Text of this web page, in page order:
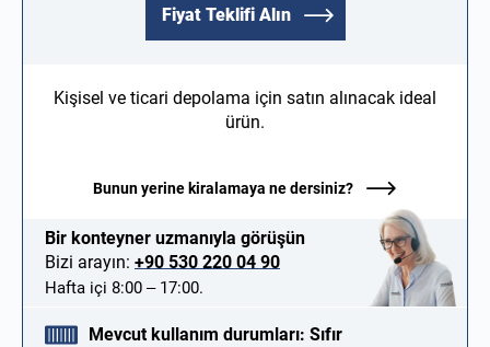
Fiyat Teklifi Alın
Kişisel ve ticari depolama için satın alınacak ideal
ürün.
Bunun yerine kiralamaya ne dersiniz?
Bir konteyner uzmanıyla görüşün
Bizi arayın: +90 530 220 04 90
Hafta içi 8:00 – 17:00.
Mevcut kullanım durumları: Sıfır